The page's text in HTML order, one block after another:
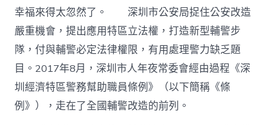
幸福來得太忽然了。 深圳市公安局捉住公安改造
嚴重機會，提出應用特區立法權，打造新型輔警步
隊，付與輔警必定法律權限，有用處理警力缺乏題
目。2017年8月，深圳市人年夜常委會經由過程《深
圳經濟特區警務幫助職員條例》（以下簡稱《條
例》），走在了全國輔警改造的前列。